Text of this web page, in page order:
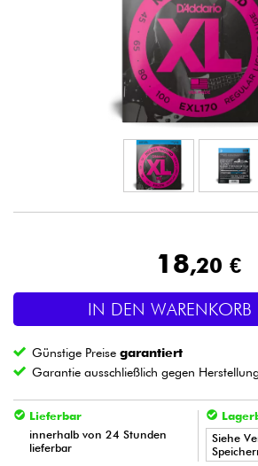
Drums
Blasinstrumente
Violinen & Quartett
18,20 €
IN DEN WARENKORB
Günstige Preisegarantiert
Garantie ausschließlich gegen
Lieferbar
innerhalb von 24 Stunden
lieferbar
Siehe